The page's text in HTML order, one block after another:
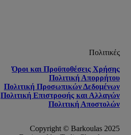
Πολιτικές
Όροι και Προϋποθέσεις Χρήσης
Πολιτική Απορρήτου
Πολιτική Προσωπικών Δεδομένων
Πολιτική Επιστροφής και Αλλαγών
Πολιτική Αποστολών
Copyright © Barkoulas 2025